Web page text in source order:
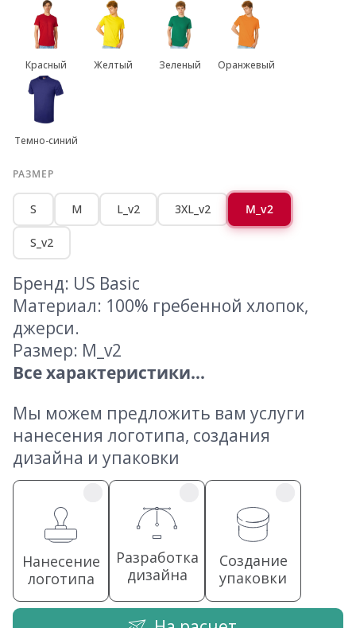
Красный Желтый Зеленый Оранжевый
Темно-синий
РАЗМЕР
S M L_v2 3XL_v2 M_v2
S_v2
Бренд: US Basic
Материал: 100% гребенной хлопок,
джерси.
Размер: M_v2
Все характеристики...
Мы можем предложить вам услуги
нанесения логотипа, создания
дизайна и упаковки
Нанесение
логотипа
Разработка
дизайна
Создание
упаковки